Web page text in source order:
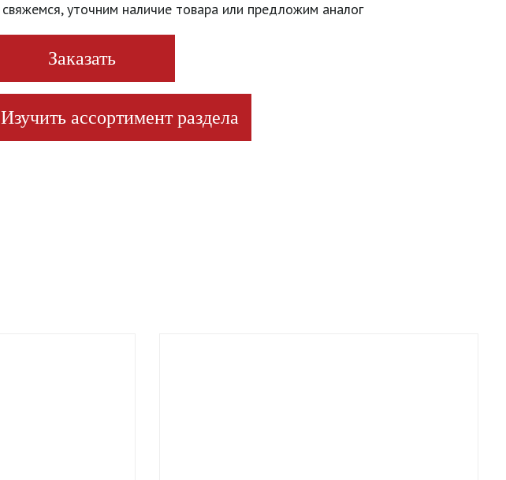
свяжемся, уточним наличие товара или предложим аналог
Заказать
Изучить ассортимент раздела